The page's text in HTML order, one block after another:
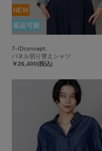
NEW
返品可能
7-IDconcept.
パネル切り替えシャツ
￥26,400(税込)